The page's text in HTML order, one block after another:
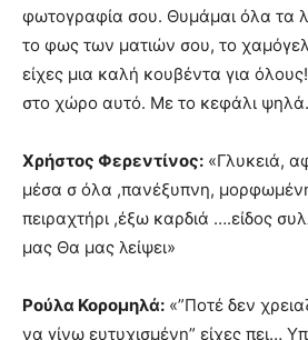
φωτογραφία σου. Θυμάμαι όλα τα
το φως των ματιών σου, το
είχες μια καλή κουβέντα για
στο χώρο αυτό. Με το κεφάλι
Χρήστος Φερεντίνος: «Γλυκειά,
μέσα σ όλα ,πανέξυπνη,
πειραχτήρι ,έξω καρδιά ….είδος
μας Θα μας λείψει»
Ρούλα Κορομηλά: «”Ποτέ δεν
να γίνω ευτυχισμένη” είχες πει…